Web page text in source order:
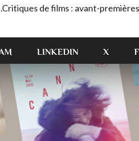
de films : avant-
LINKEDIN X